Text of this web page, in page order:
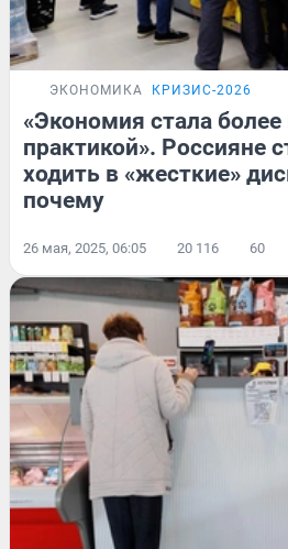
ЭКОНОМИКА КРИЗИС-2026
«Экономия стала
практикой». Россияне
ходить в «жесткие»
почему
26 мая, 2025, 06:05 20 116 60